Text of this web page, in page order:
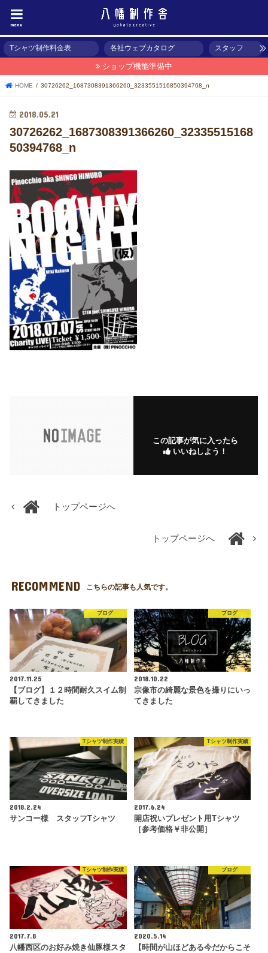
menu
Tシャツ制作料金表 各社ウェブカタログ スタッフ
ショップ機能準備中
HOME 30726262_1687308391366260_3233551516850394768_n
2018.05.21
30726262_1687308391366260_32335515168
50394768_n
この記事が気に入ったら
いいねしよう！
トップページへ
トップページへ
RECOMMEND こちらの記事も人気です。
ブログ
2017.11.25
【ブログ】１２時間耐久スイム制
覇してきました
ブログ
2018.10.22
宗像市の綺麗な景色を撮りにいっ
てきました
Tシャツ制作実績
2018.2.24
サンコー様 スタッフTシャツ
Tシャツ制作実績
2017.6.24
開店祝いプレゼント用Tシャツ
［参考価格￥非公開］
Tシャツ制作実績
2017.7.8
八幡西区のお好み焼き仙豚様スタ
ブログ
2020.5.14
【時間が山ほどある今だからこそ